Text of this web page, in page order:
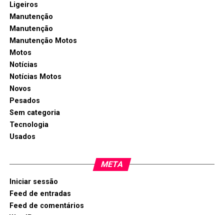
Ligeiros
Manutenção
Manutenção
Manutenção Motos
Motos
Notícias
Notícias Motos
Novos
Pesados
Sem categoria
Tecnologia
Usados
META
Iniciar sessão
Feed de entradas
Feed de comentários